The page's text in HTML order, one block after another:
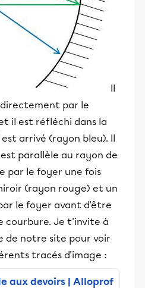
Il
par le
il est réfléchi dans la
arrivé (rayon bleu). Il
parallèle au rayon de
par le foyer une fois
(rayon rouge) et un
le foyer avant d'être
courbure. Je t'invite à
de notre site pour voir
tracés d'image :
aux devoirs | Alloprof